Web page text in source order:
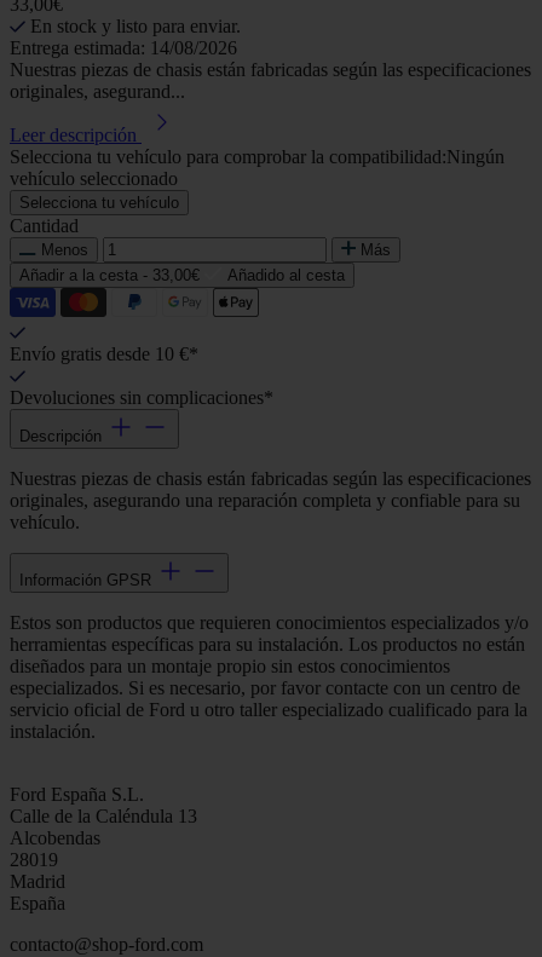
33,00€
En stock y listo para enviar.
Entrega estimada: 14/08/2026
Nuestras piezas de chasis están fabricadas según las especificaciones
originales, asegurand...
Leer descripción
Selecciona tu vehículo para comprobar la compatibilidad:Ningún
vehículo seleccionado
Selecciona tu vehículo
Cantidad
Menos
Más
Añadir a la cesta - 33,00€ Añadido al cesta
Envío gratis desde 10 €*
Devoluciones sin complicaciones*
Descripción
Nuestras piezas de chasis están fabricadas según las especificaciones
originales, asegurando una reparación completa y confiable para su
vehículo.
Información GPSR
Estos son productos que requieren conocimientos especializados y/o
herramientas específicas para su instalación. Los productos no están
diseñados para un montaje propio sin estos conocimientos
especializados. Si es necesario, por favor contacte con un centro de
servicio oficial de Ford u otro taller especializado cualificado para la
instalación.
Ford España S.L.
Calle de la Caléndula 13
Alcobendas
28019
Madrid
España
contacto@shop-ford.com